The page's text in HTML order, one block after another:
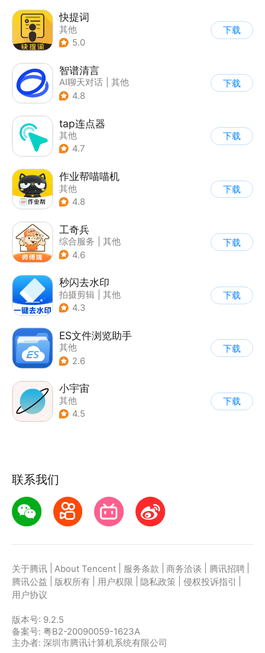
快提词
其他
5.0
下载
智谱清言
AI聊天对话
其他
4.8
下载
tap连点器
其他
4.7
下载
作业帮喵喵机
其他
4.8
下载
工奇兵
综合服务
其他
4.6
下载
秒闪去水印
拍摄剪辑
其他
4.3
下载
ES文件浏览助手
其他
2.6
下载
小宇宙
其他
4.5
下载
联系我们
关于腾讯 About Tencent 服务条款 商务洽谈 腾讯招聘
腾讯公益
版权所有 用户权限 隐私政策 侵权投诉指引
用户协议
版本号: 9.2.5
备案号: 粤B2-20090059-1623A
主办者: 深圳市腾讯计算机系统有限公司